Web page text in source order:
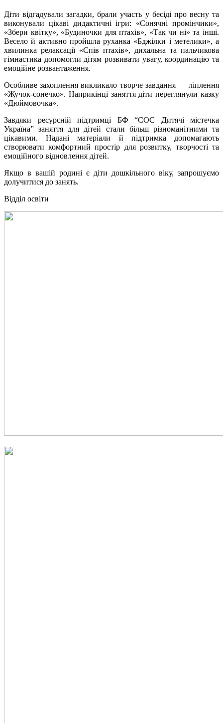
Діти відгадували загадки, брали участь у бесіді про весну та
виконували цікаві дидактичні ігри: «Сонячні промінчики»,
«Збери квітку», «Будиночки для птахів», «Так чи ні» та інші.
Весело й активно пройшла руханка «Бджілки і метелики», а
хвилинка релаксації «Спів птахів», дихальна та пальчикова
гімнастика допомогли дітям розвивати увагу, координацію та
емоційне розвантаження.
Особливе захоплення викликало творче завдання — ліплення
«Жучок-сонечко». Наприкінці заняття діти переглянули казку
«Дюймовочка».
Завдяки ресурсній підтримці БФ “СОС Дитячі містечка
Україна” заняття для дітей стали більш різноманітними та
цікавими. Надані матеріали й підтримка допомагають
створювати комфортний простір для розвитку, творчості та
емоційного відновлення дітей.
Якщо в вашій родині є діти дошкільного віку, запрошуємо
долучитися до занять.
Відділ освіти